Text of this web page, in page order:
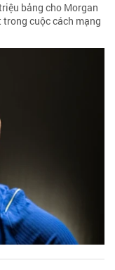
bảng cho Morgan
cuộc cách mạng